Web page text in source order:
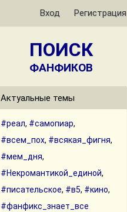
Вход Регистрация
ПОИСК
ФАНФИКОВ
Актуальные темы
#реал, #самопиар,
#всем_пох, #всякая_фигня,
#мем_дня,
#Некромантикой_единой,
#писательское, #в5, #кино,
#фанфикс_знает_все